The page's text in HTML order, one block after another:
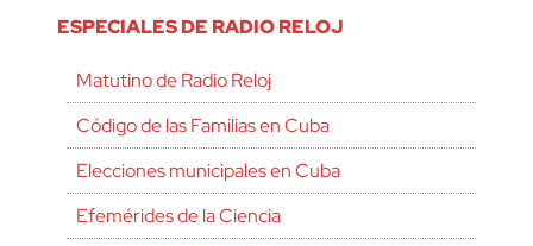
ESPECIALES DE RADIO RELOJ
Matutino de Radio Reloj
Código de las Familias en Cuba
Elecciones municipales en Cuba
Efemérides de la Ciencia